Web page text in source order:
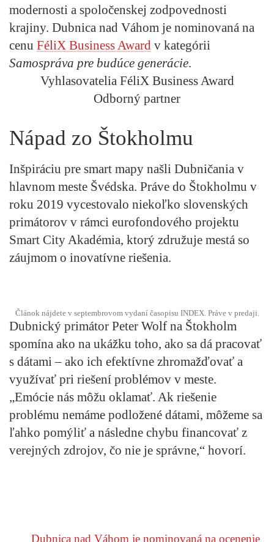
modernosti a spoločenskej zodpovednosti
krajiny. Dubnica nad Váhom je nominovaná na
cenu FéliX Business Award v kategórii
Samospráva pre budúce generácie.
Vyhlasovatelia FéliX Business Award
Odborný partner
Nápad zo Štokholmu
Inšpiráciu pre smart mapy našli Dubničania v
hlavnom meste Švédska. Práve do Štokholmu v
roku 2019 vycestovalo niekoľko slovenských
primátorov v rámci eurofondového projektu
Smart City Akadémia, ktorý združuje mestá so
záujmom o inovatívne riešenia.
Článok nájdete v septembrovom vydaní časopisu INDEX. Práve v predaji.
Dubnický primátor Peter Wolf na Štokholm
spomína ako na ukážku toho, ako sa dá pracovať
s dátami – ako ich efektívne zhromažďovať a
využívať pri riešení problémov v meste.
„Emócie nás môžu oklamať. Ak riešenie
problému nemáme podložené dátami, môžeme sa
ľahko pomýliť a následne chybu financovať z
verejných zdrojov, čo nie je správne,“ hovorí.
Dubnica nad Váhom je nominovaná na ocenenie